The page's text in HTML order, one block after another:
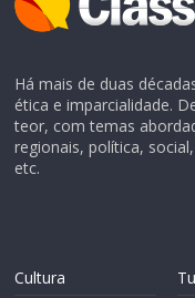
Há mais de duas
ética e imparcialidade.
teor, com temas
regionais, política,
etc.
Cultura